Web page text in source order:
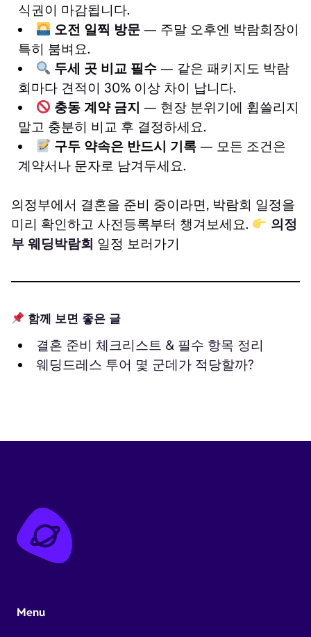
식권이 마감됩니다.
오전 일찍 방문 — 주말 오후엔 박람회장이
특히 붐벼요.
두세 곳 비교 필수 — 같은 패키지도 박람
회마다 견적이 30% 이상 차이 납니다.
충동 계약 금지 — 현장 분위기에 휩쓸리지
말고 충분히 비교 후 결정하세요.
구두 약속은 반드시 기록 — 모든 조건은
계약서나 문자로 남겨두세요.
의정부에서 결혼을 준비 중이라면, 박람회 일정을
미리 확인하고 사전등록부터 챙겨보세요.
의정
부 웨딩박람회 일정 보러가기
함께 보면 좋은 글
결혼 준비 체크리스트 & 필수 항목 정리
웨딩드레스 투어 몇 군데가 적당할까?
Menu